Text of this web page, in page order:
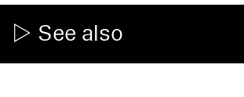
See also